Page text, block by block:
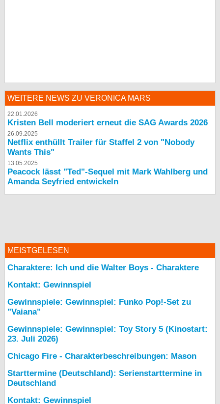
WEITERE NEWS ZU VERONICA MARS
22.01.2026
Kristen Bell moderiert erneut die SAG Awards 2026
26.09.2025
Netflix enthüllt Trailer für Staffel 2 von "Nobody
Wants This"
13.05.2025
Peacock lässt "Ted"-Sequel mit Mark Wahlberg und
Amanda Seyfried entwickeln
MEISTGELESEN
Charaktere: Ich und die Walter Boys - Charaktere
Kontakt: Gewinnspiel
Gewinnspiele: Gewinnspiel: Funko Pop!-Set zu
"Vaiana"
Gewinnspiele: Gewinnspiel: Toy Story 5 (Kinostart:
23. Juli 2026)
Chicago Fire - Charakterbeschreibungen: Mason
Starttermine (Deutschland): Serienstarttermine in
Deutschland
Kontakt: Gewinnspiel